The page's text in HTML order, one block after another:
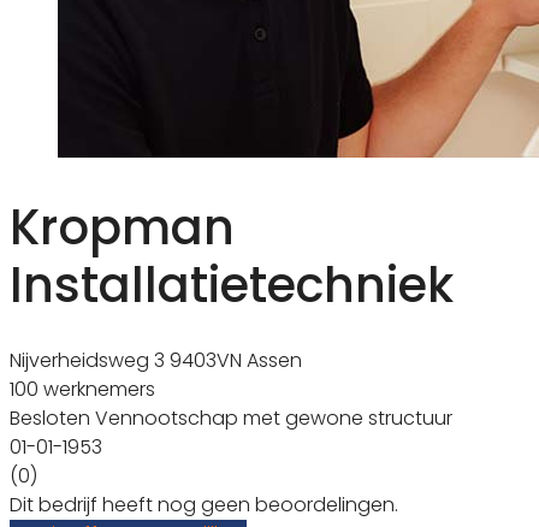
Kropman
Installatietechniek
Nijverheidsweg 3 9403VN Assen
100 werknemers
Besloten Vennootschap met gewone structuur
01-01-1953
(0)
Dit bedrijf heeft nog geen beoordelingen.